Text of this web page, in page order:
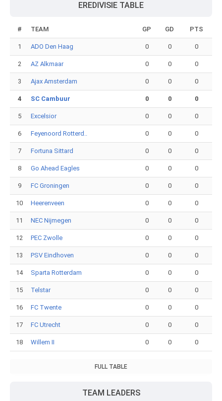
EREDIVISIE TABLE
# TEAM GP GD PTS
1 ADO Den Haag 0 0 0
2 AZ Alkmaar 0 0 0
3 Ajax Amsterdam 0 0 0
4 SC Cambuur 0 0 0
5 Excelsior 0 0 0
6 Feyenoord Rotterd.. 0 0 0
7 Fortuna Sittard 0 0 0
8 Go Ahead Eagles 0 0 0
9 FC Groningen 0 0 0
10 Heerenveen 0 0 0
11 NEC Nijmegen 0 0 0
12 PEC Zwolle 0 0 0
13 PSV Eindhoven 0 0 0
14 Sparta Rotterdam 0 0 0
15 Telstar 0 0 0
16 FC Twente 0 0 0
17 FC Utrecht 0 0 0
18 Willem II 0 0 0
FULL TABLE
TEAM LEADERS